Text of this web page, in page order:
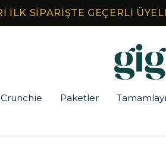
1000₺ ve Üzeri Tüm
Crunchie Paketler